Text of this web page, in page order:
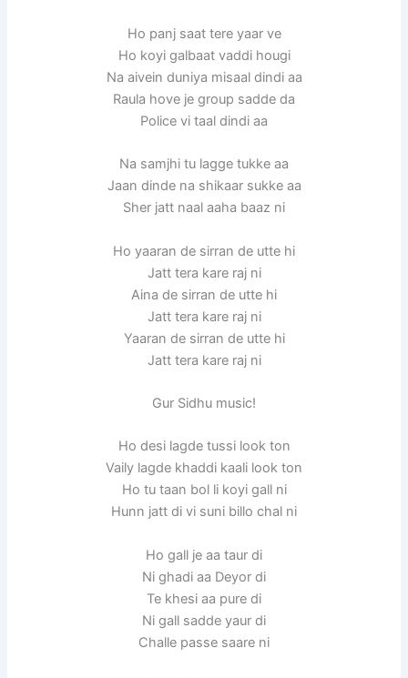
Ho panj saat tere yaar ve
Ho koyi galbaat vaddi hougi
Na aivein duniya misaal dindi aa
Raula hove je group sadde da
Police vi taal dindi aa
Na samjhi tu lagge tukke aa
Jaan dinde na shikaar sukke aa
Sher jatt naal aaha baaz ni
Ho yaaran de sirran de utte hi
Jatt tera kare raj ni
Aina de sirran de utte hi
Jatt tera kare raj ni
Yaaran de sirran de utte hi
Jatt tera kare raj ni
Gur Sidhu music!
Ho desi lagde tussi look ton
Vaily lagde khaddi kaali look ton
Ho tu taan bol li koyi gall ni
Hunn jatt di vi suni billo chal ni
Ho gall je aa taur di
Ni ghadi aa Deyor di
Te khesi aa pure di
Ni gall sadde yaur di
Challe passe saare ni